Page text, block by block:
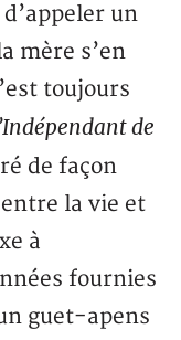
un
mère s’en
toujours
de
de façon
la vie et
à
fournies
guet-apens